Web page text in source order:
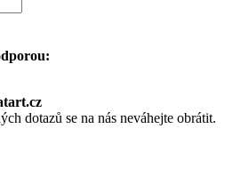
dotazů se na nás neváhejte obrátit.